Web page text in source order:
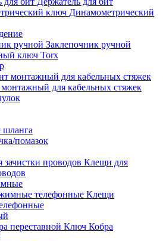
Динамометрический
Заклепочник ручной
ключ Torx
для кабельных стяжек
шланга
помазок
Клещи для
Клещи
Ключ Кобра